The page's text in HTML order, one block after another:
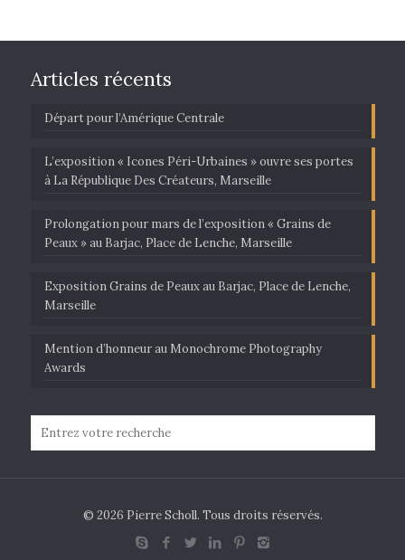
Articles récents
Départ pour l’Amérique Centrale
L’exposition « Icones Péri-Urbaines » ouvre ses portes
à La République Des Créateurs, Marseille
Prolongation pour mars de l’exposition « Grains de
Peaux » au Barjac, Place de Lenche, Marseille
Exposition Grains de Peaux au Barjac, Place de Lenche,
Marseille
Mention d’honneur au Monochrome Photography
Awards
© 2026 Pierre Scholl. Tous droits réservés.